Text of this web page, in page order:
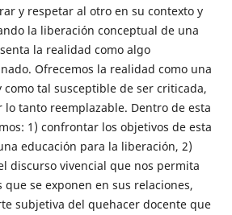
y respetar al otro en su contexto y
la liberación conceptual de una
la realidad como algo
Ofrecemos la realidad como una
como tal susceptible de ser criticada,
tanto reemplazable. Dentro de esta
1) confrontar los objetivos de esta
educación para la liberación, 2)
discurso vivencial que nos permita
se exponen en sus relaciones,
subjetiva del quehacer docente que